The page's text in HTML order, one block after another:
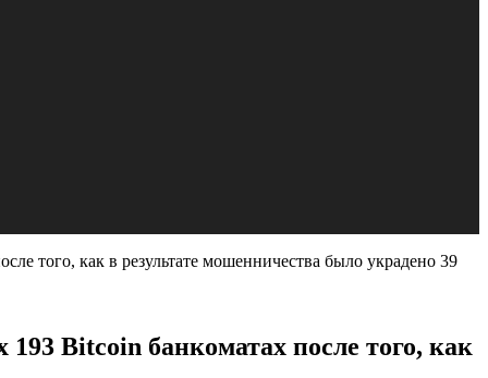
того, как в результате мошенничества было украдено 39
Bitcoin банкоматах после того, как